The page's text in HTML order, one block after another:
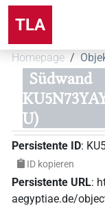
TLA
Homepage
Südwand
U)
Persistente ID:
ID kopieren
Persistente URL:
aegyptiae.de/